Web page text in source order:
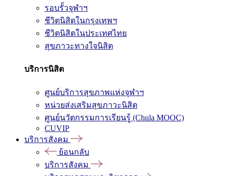
รอบรั้วจุฬาฯ
ชีวิตนิสิตในกรุงเทพฯ
ชีวิตนิสิตในประเทศไทย
สุขภาวะทางใจนิสิต
บริการนิสิต
ศูนย์บริการสุขภาพแห่งจุฬาฯ
หน่วยส่งเสริมสุขภาวะนิสิต
ศูนย์นวัตกรรมการเรียนรู้ (Chula MOOC)
CUVIP
บริการสังคม
ย้อนกลับ
บริการสังคม